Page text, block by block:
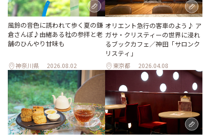
風鈴の音色に誘われて歩く夏の鎌
倉さんぽ♪由緒ある社の参拝と老
舗のひんやり甘味も
神奈川県 2026.08.02
オリエント急行の客車のよう♪ ア
ガサ・クリスティーの世界に浸れ
るブックカフェ／神田「サロンク
リスティ」
東京都 2026.04.08